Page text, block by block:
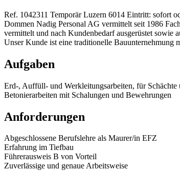
Ref. 1042311 Temporär Luzern 6014 Eintritt: sofort
Dommen Nadig Personal AG vermittelt seit 1986
vermittelt und nach Kundenbedarf ausgerüstet sowie
Unser Kunde ist eine traditionelle Bauunternehmung
Aufgaben
Erd-, Auffüll- und Werkleitungsarbeiten, für Schächte
Betonierarbeiten mit Schalungen und Bewehrungen
Anforderungen
Abgeschlossene Berufslehre als Maurer/in EFZ
Erfahrung im Tiefbau
Führerausweis B von Vorteil
Zuverlässige und genaue Arbeitsweise